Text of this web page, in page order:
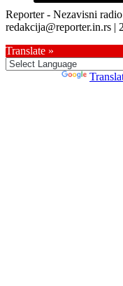
Reporter - Nezavisni
redakcija@reporter.in.rs |
Translate »